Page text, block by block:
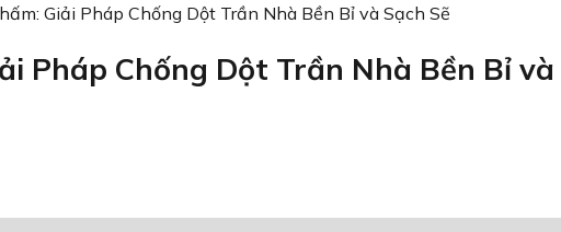
Giải Pháp Chống Dột Trần Nhà Bền Bỉ và Sạch Sẽ
Pháp Chống Dột Trần Nhà Bền Bỉ và